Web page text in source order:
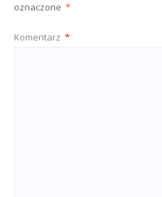
oznaczone *
Komentarz *